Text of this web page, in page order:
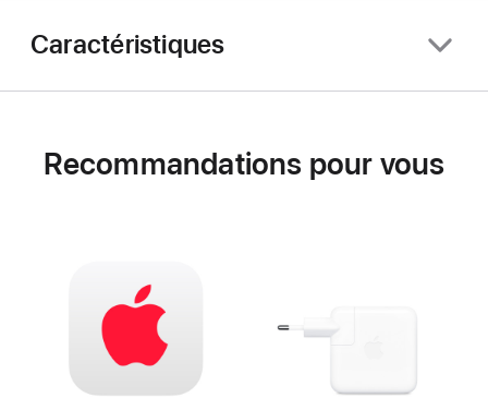
Caractéristiques
Recommandations pour vous